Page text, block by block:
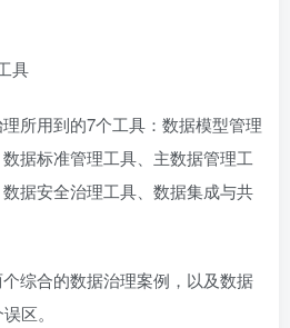
具
所用到的7个工具：数据模型管理
据标准管理工具、主数据管理工
据安全治理工具、数据集成与共
综合的数据治理案例，以及数据
区。